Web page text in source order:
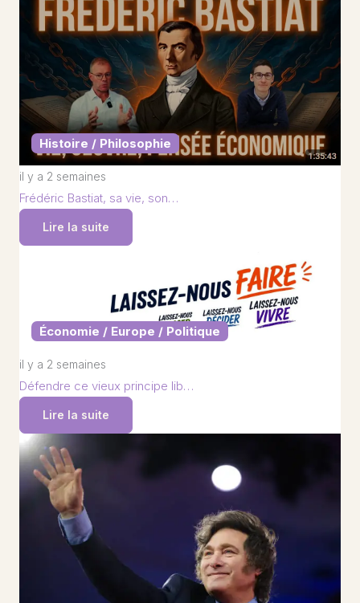
Histoire / Philosophie
il y a 2 semaines
Frédéric Bastiat, sa vie, son…
Lire la suite
Économie / Europe / Politique
il y a 2 semaines
Défendre ce vieux principe lib…
Lire la suite